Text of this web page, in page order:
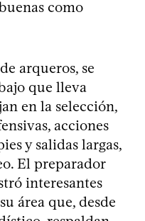
como
arqueros, se
que lleva
en la selección,
acciones
y salidas largas,
El preparador
interesantes
área que, desde